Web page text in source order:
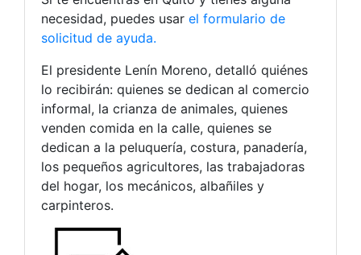
necesidad, puedes usar el formulario de
solicitud de ayuda.
El presidente Lenín Moreno, detalló quiénes
lo recibirán: quienes se dedican al comercio
informal, la crianza de animales, quienes
venden comida en la calle, quienes se
dedican a la peluquería, costura, panadería,
los pequeños agricultores, las trabajadoras
del hogar, los mecánicos, albañiles y
carpinteros.